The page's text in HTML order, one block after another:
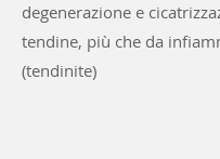
degenerazione e
tendine, più che da
(tendinite)